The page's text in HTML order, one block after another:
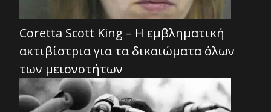
Coretta Scott King – Η εμβληματική
ακτιβίστρια για τα δικαιώματα όλων
των μειονοτήτων